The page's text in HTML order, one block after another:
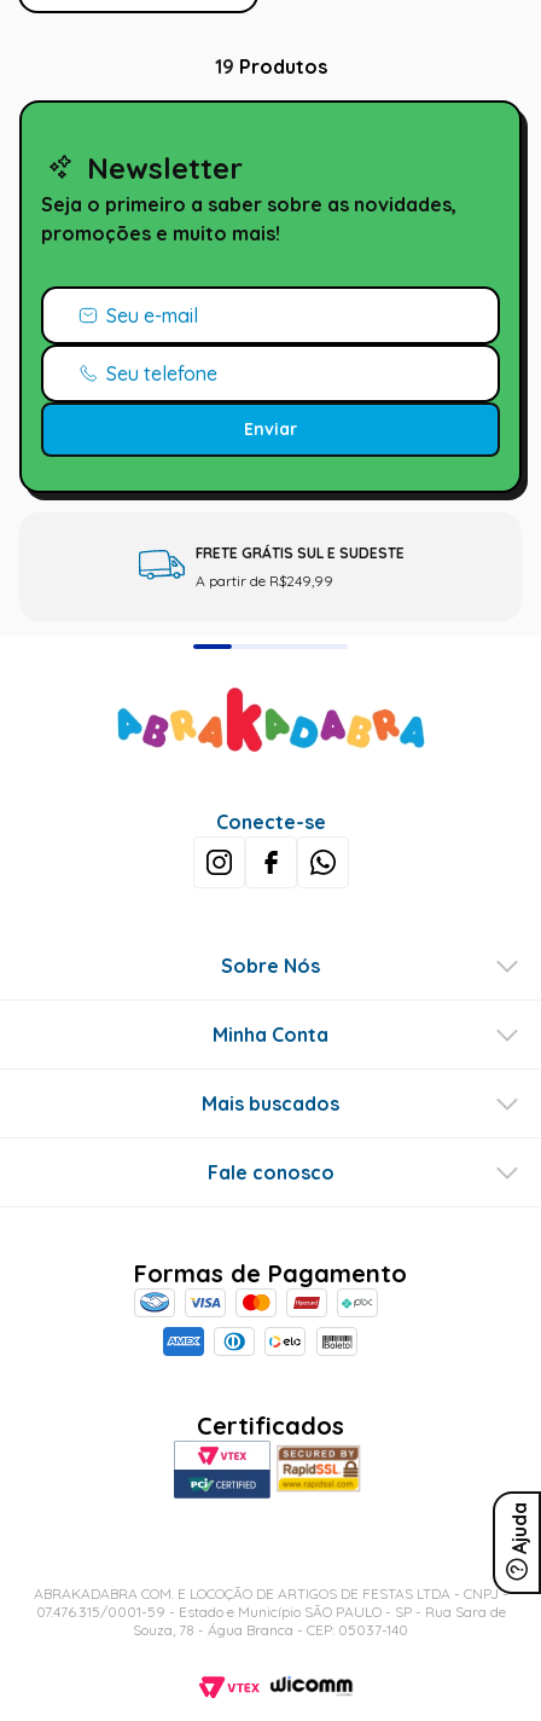
19 Produtos
Newsletter
Seja o primeiro a saber sobre as novidades,
promoções e muito mais!
Enviar
Ajuda
FRETE GRÁTIS SUL E SUDESTE
A partir de R$249,99
Conecte-se
Sobre Nós
Minha Conta
Mais buscados
Fale conosco
Formas de Pagamento
Certificados
ABRAKADABRA COM. E LOCOÇÃO DE ARTIGOS DE FESTAS LTDA - CNPJ -
07.476.315/0001-59 - Estado e Município SÃO PAULO - SP - Rua Sara de
Souza, 78 - Água Branca - CEP: 05037-140